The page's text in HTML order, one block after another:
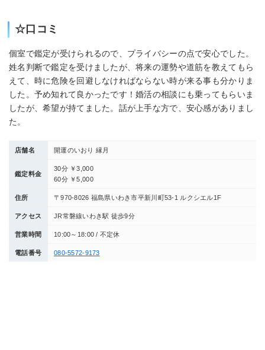
☆口コミ
個室で鑑定が受けられるので、プライバシーの点で安心でした。
姓名判断で鑑定を受けましたが、将来の運勢や道筋を教えてもら
えて、時に危険を回避しなければならない時が来る事も分かりま
した。予め知れて良かったです！婚活の相談にも乗ってもらいま
したが、希望が持てました。話が上手な方で、安心感がありまし
た。
店舗名 開運のいおり 縁月
鑑定料金
30分 ￥3,000
60分 ￥5,000
住所 〒970-8026 福島県いわき市平新川町53-1 ルクシエル1F
アクセス JR常磐線いわき駅 徒歩9分
営業時間 10:00～18:00 / 不定休
電話番号 080-5572-9173